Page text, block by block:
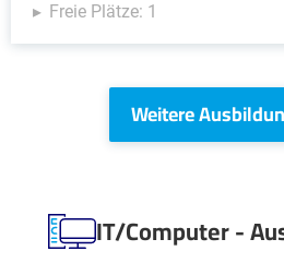
Freie Plätze: 1
Weitere
IT/Computer -